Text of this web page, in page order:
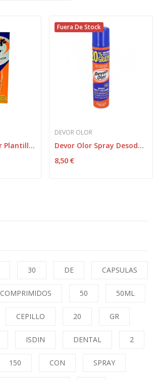
30 DE CAPSULAS
COMPRIMIDOS 50 50ML
CEPILLO 20 GR
ISDIN DENTAL 2
150 CON SPRAY
Devor Olor Súper Plantillas 2uds
Fuera De Stock
DEVOR OLOR
Devor Olor Spray Desodorante Antitranspirante...
8,50 €